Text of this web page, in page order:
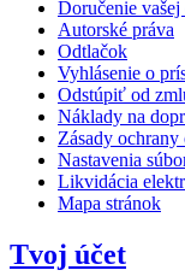
Doručenie
Autorské práva
Odtlačok
Vyhlásenie o
Odstúpiť od
Náklady na
Zásady
Nastavenia
Likvidácia
Mapa stránok
Tvoj účet